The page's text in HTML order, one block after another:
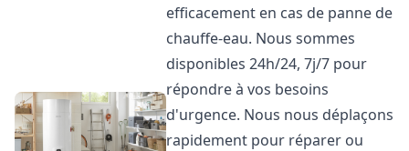
efficacement en cas de panne de
chauffe-eau. Nous sommes
disponibles 24h/24, 7j/7 pour
répondre à vos besoins
d'urgence. Nous nous déplaçons
rapidement pour réparer ou